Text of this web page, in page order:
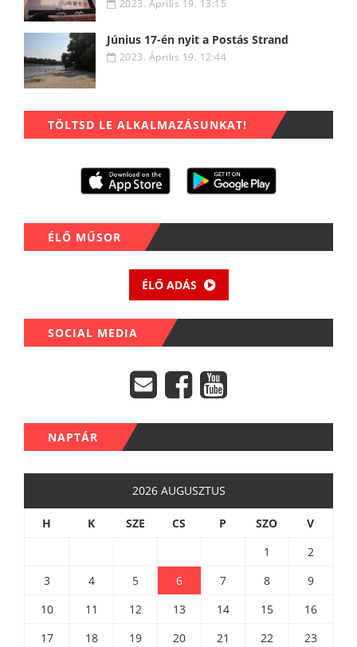
2023. Április 19. 13:15
Június 17-én nyit a Postás Strand
2023. Április 19. 12:44
TÖLTSD LE ALKALMAZÁSUNKAT!
ÉLŐ MŰSOR
ÉLŐ ADÁS
SOCIAL MEDIA
NAPTÁR
2026 AUGUSZTUS
H K SZE CS P SZO
V
1
2
3
4 5 6 7 8
9
10
11 12 13 14 15
16
17
18 19 20 21 22
23